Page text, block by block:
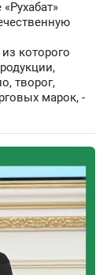
которого
творог,
марок, -